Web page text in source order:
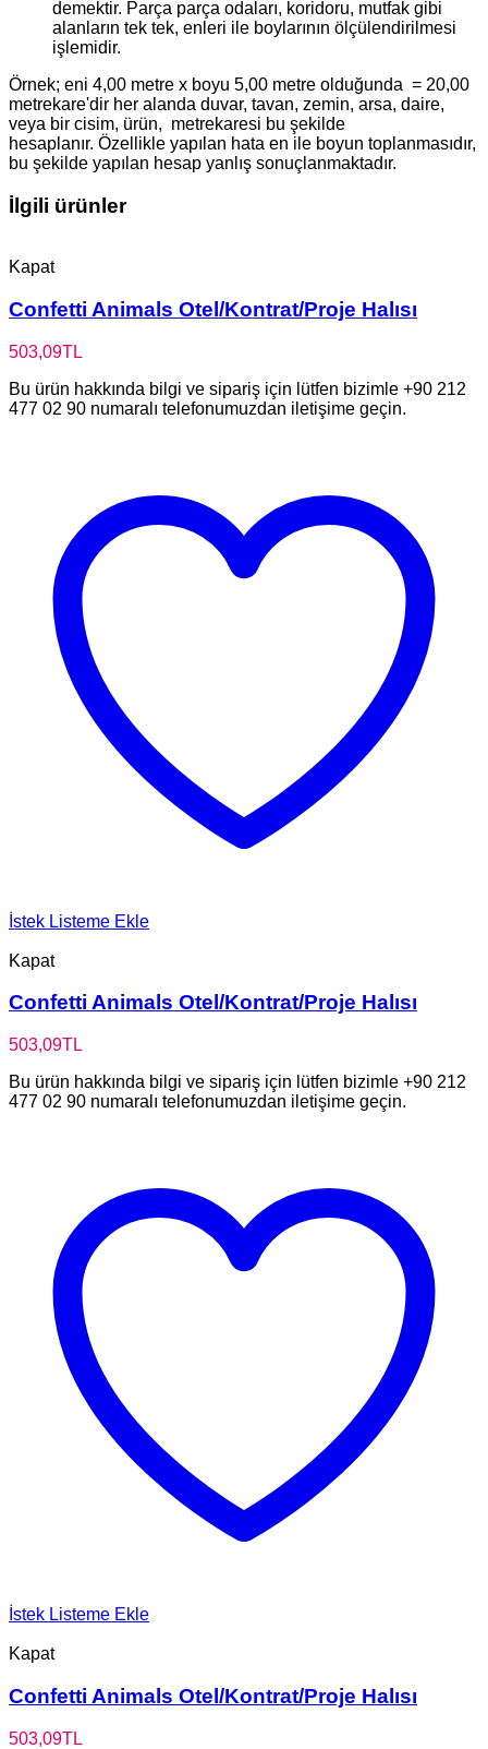
demektir. Parça parça odaları, koridoru, mutfak gibi
alanların tek tek, enleri ile boylarının ölçülendirilmesi
işlemidir.
Örnek; eni 4,00 metre x boyu 5,00 metre olduğunda = 20,00
metrekare'dir her alanda duvar, tavan, zemin, arsa, daire,
veya bir cisim, ürün, metrekaresi bu şekilde
hesaplanır. Özellikle yapılan hata en ile boyun toplanmasıdır,
bu şekilde yapılan hesap yanlış sonuçlanmaktadır.
İlgili ürünler
Kapat
Confetti Animals Otel/Kontrat/Proje Halısı
503,09TL
Bu ürün hakkında bilgi ve sipariş için lütfen bizimle +90 212
477 02 90 numaralı telefonumuzdan iletişime geçin.
İstek Listeme Ekle
Kapat
Confetti Animals Otel/Kontrat/Proje Halısı
503,09TL
Bu ürün hakkında bilgi ve sipariş için lütfen bizimle +90 212
477 02 90 numaralı telefonumuzdan iletişime geçin.
İstek Listeme Ekle
Kapat
Confetti Animals Otel/Kontrat/Proje Halısı
503,09TL